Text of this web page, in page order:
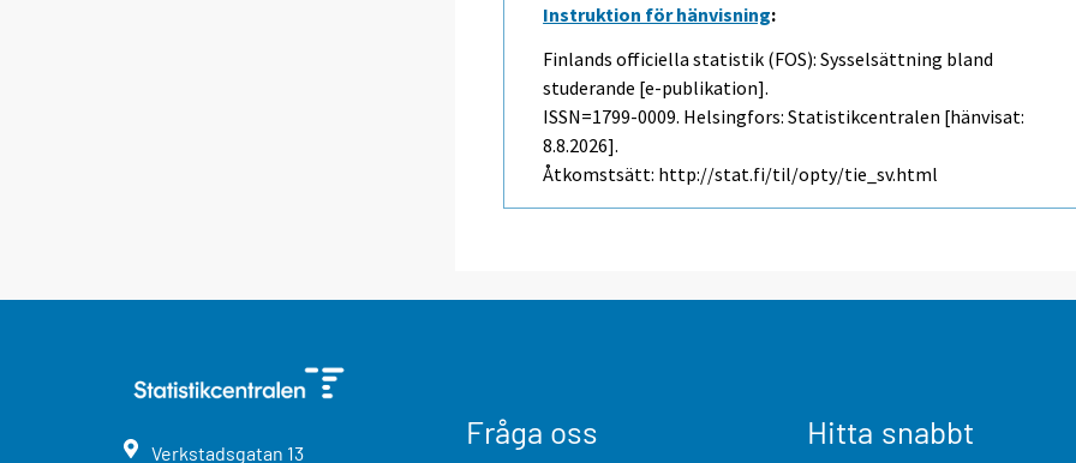
Instruktion för hänvisning:
Finlands officiella statistik (FOS): Sysselsättning bland
studerande [e-publikation].
ISSN=1799-0009. Helsingfors: Statistikcentralen [hänvisat:
8.8.2026].
Åtkomstsätt: http://stat.fi/til/opty/tie_sv.html
Verkstadsgatan 13
Fråga oss Hitta snabbt